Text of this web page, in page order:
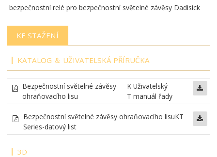
bezpečnostní relé pro bezpečnostní světelné závěsy Dadisick
KE STAŽENÍ
KATALOG ＆ UŽIVATELSKÁ PŘÍRUČKA
Bezpečnostní světelné závěsy
ohraňovacího lisu
K
T
Uživatelský
manuál řady
Bezpečnostní světelné závěsy ohraňovacího lisuKT
Series-datový list
3D